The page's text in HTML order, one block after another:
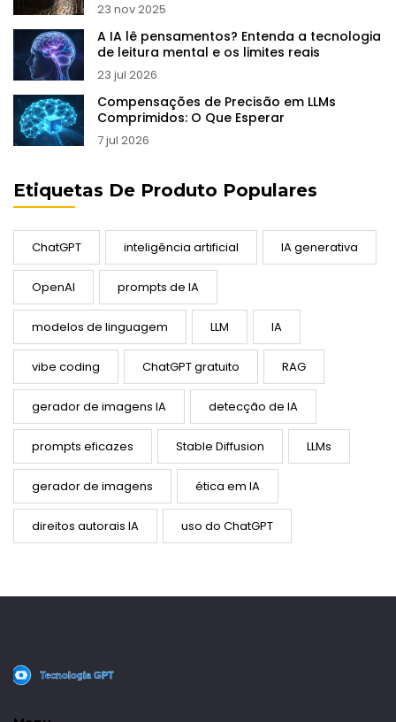
23 nov 2025
A IA lê pensamentos? Entenda a tecnologia
de leitura mental e os limites reais
23 jul 2026
Compensações de Precisão em LLMs
Comprimidos: O Que Esperar
7 jul 2026
Etiquetas De Produto Populares
ChatGPT inteligência artificial IA generativa
OpenAI prompts de IA
modelos de linguagem LLM IA
vibe coding ChatGPT gratuito RAG
gerador de imagens IA detecção de IA
prompts eficazes Stable Diffusion LLMs
gerador de imagens ética em IA
direitos autorais IA uso do ChatGPT